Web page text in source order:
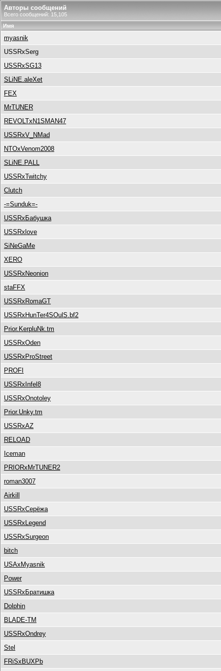
Авторы сообщений
Всего сообщений: 15,105
Имя
myasnik
USSRxSerg
USSRxSG13
SLiNE.aleXet
FEX
MrTUNER
REVOLTxN1SMAN47
USSRxV_NMad
NTOxVenom2008
SLiNE.PALL
USSRxTwitchy
Clutch
-=Sunduk=-
USSRxБабушка
USSRxlove
SiNeGaMe
XERO
USSRxNeonion
staFFX
USSRxRomaGT
USSRxHunTer4SOulS.bf2
Prior.KerpluNk.tm
USSRxOden
USSRxProStreet
PROFI
USSRxInfel8
USSRxOnotoley
Prior.Unky.tm
USSRxAZ
RELOAD
Iceman
PRIORxMrTUNER2
roman3007
Airkill
USSRxСерёжа
USSRxLegend
USSRxSurgeon
bitch
USAxMyasnik
Power
USSRxБратишка
Dolphin
BLADE-TM
USSRxOndrey
Stel
FRiSxBUXPb